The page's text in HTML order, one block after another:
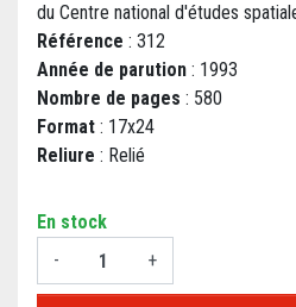
du Centre national d'études
Référence : 312
Année de parution : 1993
Nombre de pages : 580
Format : 17x24
Reliure : Relié
En stock
-
+